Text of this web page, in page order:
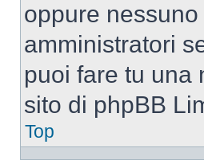
oppure
amministratori
puoi fare tu una
sito di phpBB
Top